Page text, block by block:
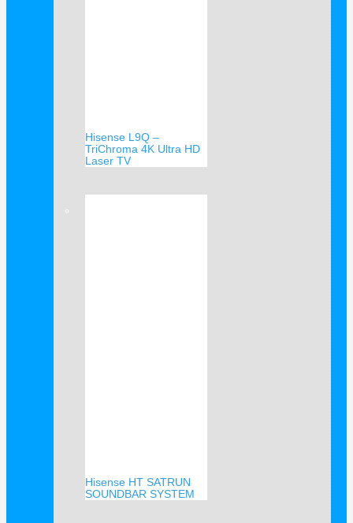
Hisense L9Q –
TriChroma 4K Ultra HD
Laser TV
Hisense HT SATRUN
SOUNDBAR SYSTEM